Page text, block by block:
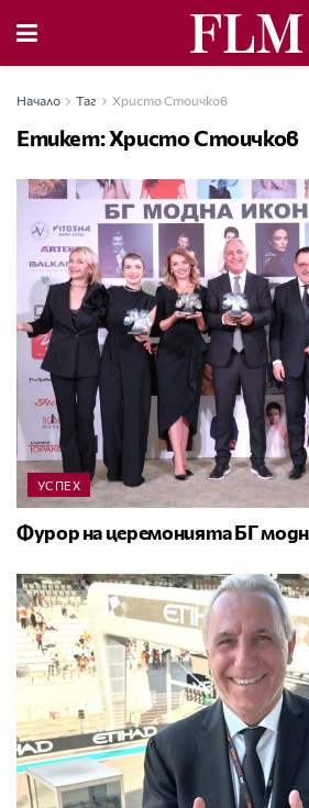
Начало Таг Христо Стоичков
Етикет:Христо Стоичков
УСПЕХ
Фурор на церемонията БГ